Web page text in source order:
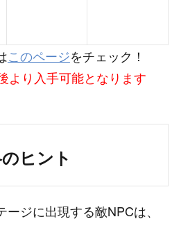
このページをチェック！
より入手可能となります
ヒント
ジに出現する敵NPCは、